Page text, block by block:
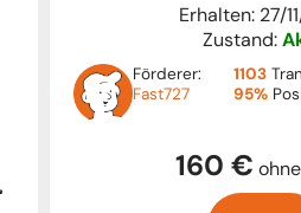
Erhalten: 27/
Zustand:
Förderer:
Fast727
1103
95%
160 €